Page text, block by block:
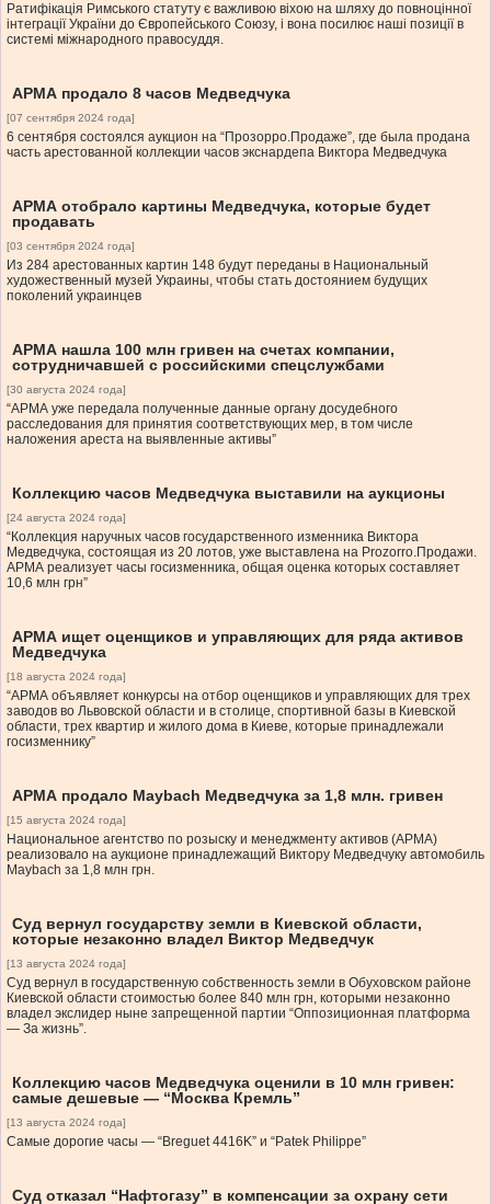
Ратифікація Римського статуту є важливою віхою на шляху до повноцінної
інтеграції України до Європейського Союзу, і вона посилює наші позиції в
системі міжнародного правосуддя.
АРМА продало 8 часов Медведчука
[07 сентября 2024 года]
6 сентября состоялся аукцион на “Прозорро.Продаже”, где была продана
часть арестованной коллекции часов экснардепа Виктора Медведчука
АРМА отобрало картины Медведчука, которые будет
продавать
[03 сентября 2024 года]
Из 284 арестованных картин 148 будут переданы в Национальный
художественный музей Украины, чтобы стать достоянием будущих
поколений украинцев
АРМА нашла 100 млн гривен на счетах компании,
сотрудничавшей с российскими спецслужбами
[30 августа 2024 года]
“АРМА уже передала полученные данные органу досудебного
расследования для принятия соответствующих мер, в том числе
наложения ареста на выявленные активы”
Коллекцию часов Медведчука выставили на аукционы
[24 августа 2024 года]
“Коллекция наручных часов государственного изменника Виктора
Медведчука, состоящая из 20 лотов, уже выставлена на Prozorro.Продажи.
АРМА реализует часы госизменника, общая оценка которых составляет
10,6 млн грн”
АРМА ищет оценщиков и управляющих для ряда активов
Медведчука
[18 августа 2024 года]
“АРМА объявляет конкурсы на отбор оценщиков и управляющих для трех
заводов во Львовской области и в столице, спортивной базы в Киевской
области, трех квартир и жилого дома в Киеве, которые принадлежали
госизменнику”
АРМА продало Maybach Медведчука за 1,8 млн. гривен
[15 августа 2024 года]
Национальное агентство по розыску и менеджменту активов (АРМА)
реализовало на аукционе принадлежащий Виктору Медведчуку автомобиль
Maybach за 1,8 млн грн.
Суд вернул государству земли в Киевской области,
которые незаконно владел Виктор Медведчук
[13 августа 2024 года]
Суд вернул в государственную собственность земли в Обуховском районе
Киевской области стоимостью более 840 млн грн, которыми незаконно
владел экслидер ныне запрещенной партии “Оппозиционная платформа
— За жизнь”.
Коллекцию часов Медведчука оценили в 10 млн гривен:
самые дешевые — “Москва Кремль”
[13 августа 2024 года]
Самые дорогие часы — “Breguet 4416K” и “Patek Philippe”
Суд отказал “Нафтогазу” в компенсации за охрану сети